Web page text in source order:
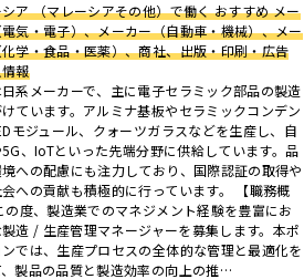
ア （マレーシアその他）で働く おすすめ メー
気・電子）、メーカー（自動車・機械）、メー
学・食品・医薬）、商社、出版・印刷・広告
報
系メーカーで、主に電子セラミック部品の製造
ています。アルミナ基板やセラミックコンデン
モジュール、クォーツガラスなどを生産し、自
、IoTといった先端分野に供給しています。品
への配慮にも注力しており、国際認証の取得や
への貢献も積極的に行っています。 【職務概
の度、製造業でのマネジメント経験を豊富にお
造 / 生産管理マネージャーを募集します。本ポ
では、生産プロセスの全体的な管理と最適化を
製品の品質と製造効率の向上の推…